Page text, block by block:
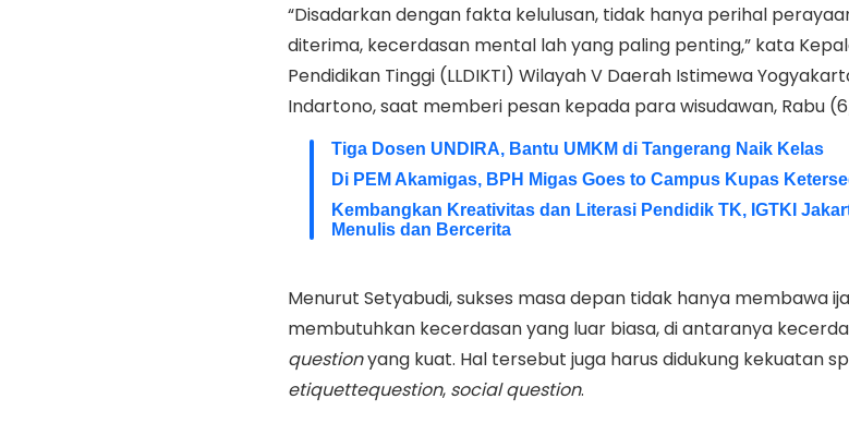
“Disadarkan dengan fakta kelulusan, tidak hanya perihal
diterima, kecerdasan mental lah yang paling penting,” kata
Pendidikan Tinggi (LLDIKTI) Wilayah V Daerah Istimewa
Indartono, saat memberi pesan kepada para wisudawan, Rabu
Tiga Dosen UNDIRA, Bantu UMKM di Tangerang Naik Kelas
Di PEM Akamigas, BPH Migas Goes to Campus Kupas
Kembangkan Kreativitas dan Literasi Pendidik TK, IGTKI
Menulis dan Bercerita
Menurut Setyabudi, sukses masa depan tidak hanya membawa
membutuhkan kecerdasan yang luar biasa, di antaranya
questionyang kuat. Hal tersebut juga harus didukung kekuatan
etiquettequestion, social question.